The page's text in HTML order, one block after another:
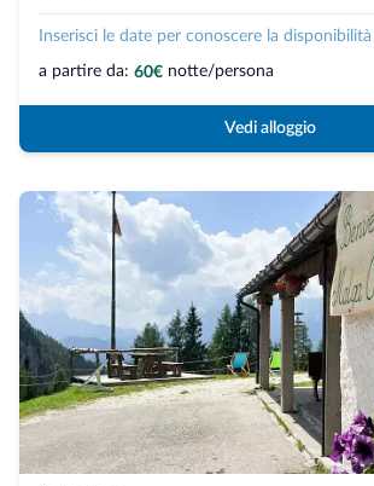
Inserisci le date per conoscere la disponibilità
a partire da: 60€ notte/persona
Vedi alloggio